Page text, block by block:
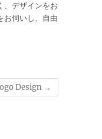
、デザインをお
お伺いし、自由
Design →